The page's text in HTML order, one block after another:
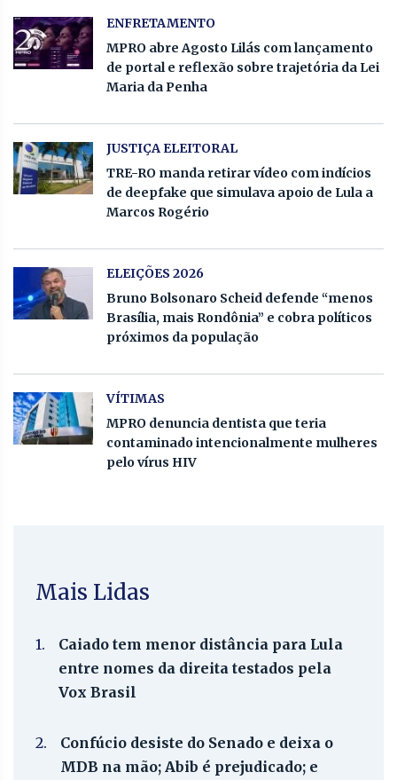
ENFRETAMENTO
MPRO abre Agosto Lilás com lançamento
de portal e reflexão sobre trajetória da Lei
Maria da Penha
JUSTIÇA ELEITORAL
TRE-RO manda retirar vídeo com indícios
de deepfake que simulava apoio de Lula a
Marcos Rogério
ELEIÇÕES 2026
Bruno Bolsonaro Scheid defende “menos
Brasília, mais Rondônia” e cobra políticos
próximos da população
VÍTIMAS
MPRO denuncia dentista que teria
contaminado intencionalmente mulheres
pelo vírus HIV
Mais Lidas
1.
Caiado tem menor distância para Lula
entre nomes da direita testados pela
Vox Brasil
2.
Confúcio desiste do Senado e deixa o
MDB na mão; Abib é prejudicado; e